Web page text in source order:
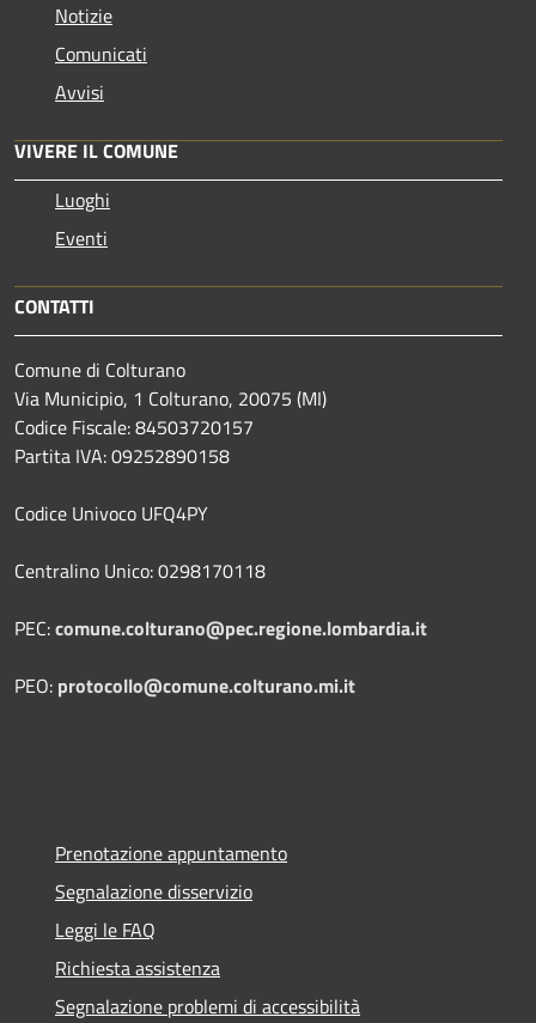
Notizie
Comunicati
Avvisi
VIVERE IL COMUNE
Luoghi
Eventi
CONTATTI
Comune di Colturano
Via Municipio, 1 Colturano, 20075 (MI)
Codice Fiscale: 84503720157
Partita IVA: 09252890158
Codice Univoco UFQ4PY
Centralino Unico: 0298170118
PEC:comune.colturano@pec.regione.lombardia.it
PEO: protocollo@comune.colturano.mi.it
Prenotazione appuntamento
Segnalazione disservizio
Leggi le FAQ
Richiesta assistenza
Segnalazione problemi di accessibilità